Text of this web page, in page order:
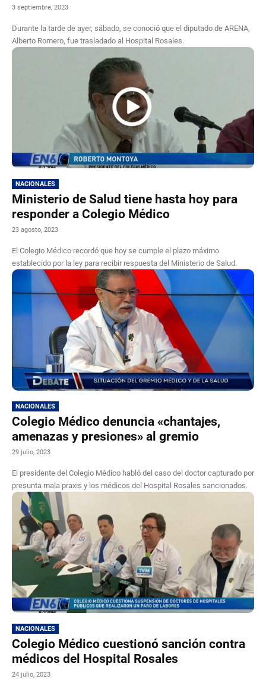
3 septiembre, 2023
Durante la tarde de ayer, sábado, se conoció que el diputado de ARENA,
Alberto Romero, fue trasladado al Hospital Rosales.
NACIONALES
Ministerio de Salud tiene hasta hoy para
responder a Colegio Médico
23 agosto, 2023
El Colegio Médico recordó que hoy se cumple el plazo máximo
establecido por la ley para recibir respuesta del Ministerio de Salud.
NACIONALES
Colegio Médico denuncia «chantajes,
amenazas y presiones» al gremio
29 julio, 2023
El presidente del Colegio Médico habló del caso del doctor capturado por
presunta mala praxis y los médicos del Hospital Rosales sancionados.
NACIONALES
Colegio Médico cuestionó sanción contra
médicos del Hospital Rosales
24 julio, 2023